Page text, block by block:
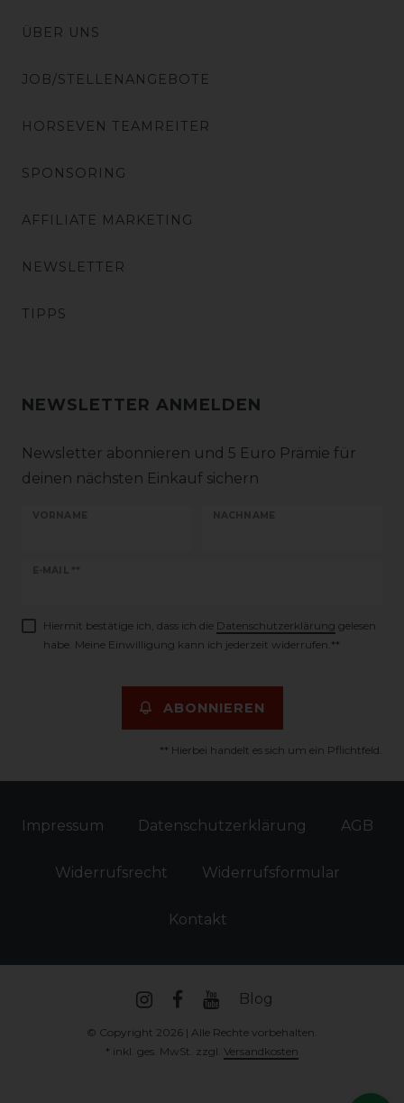
ÜBER UNS
JOB/STELLENANGEBOTE
HORSEVEN TEAMREITER
SPONSORING
AFFILIATE MARKETING
NEWSLETTER
TIPPS
NEWSLETTER ANMELDEN
Newsletter abonnieren und 5 Euro Prämie für
deinen nächsten Einkauf sichern
VORNAME NACHNAME
E-MAIL **
Newsletter
Hiermit bestätige ich, dass ich die Daten­schutz­erklärung gelesen
habe. Meine Einwilligung kann ich jederzeit widerrufen.**
ABONNIEREN
** Hierbei handelt es sich um ein Pflichtfeld.
Impressum Daten­schutz­erklärung AGB
Widerrufs­recht Widerrufs­formular
Kontakt
Blog
© Copyright 2026 | Alle Rechte vorbehalten.
* inkl. ges. MwSt. zzgl. Versandkosten